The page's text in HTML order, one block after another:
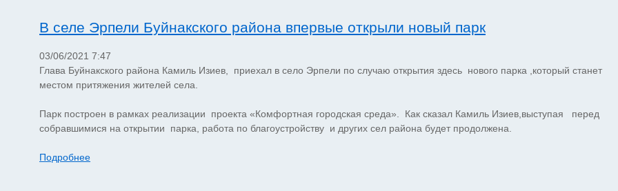
В селе Эрпели Буйнакского района впервые открыли новый парк
03/06/2021 7:47
Глава Буйнакского района Камиль Изиев, приехал в село Эрпели по случаю открытия здесь нового парка ,который станет
местом притяжения жителей села.
Парк построен в рамках реализации проекта «Комфортная городская среда». Как сказал Камиль Изиев,выступая перед
собравшимися на открытии парка, работа по благоустройству и других сел района будет продолжена.
Подробнее